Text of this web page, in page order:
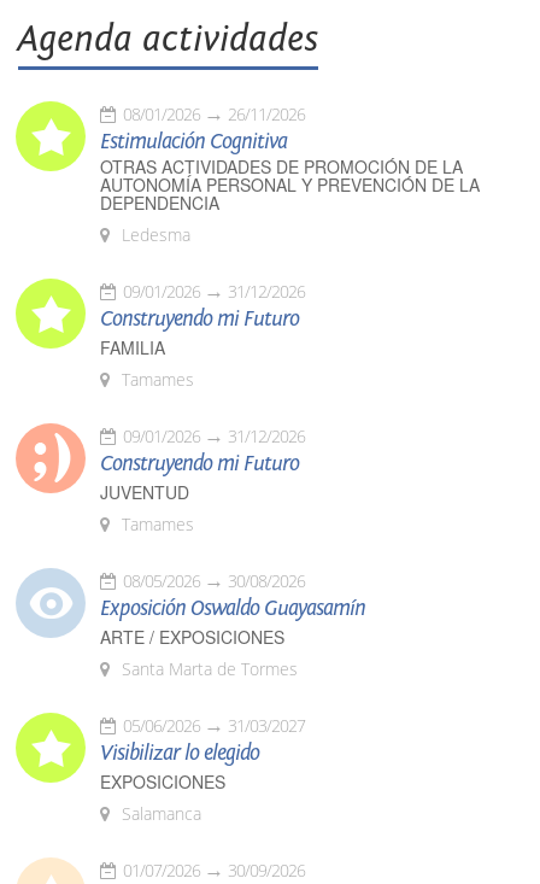
Agenda actividades
08/01/2026 26/11/2026
Estimulación Cognitiva
OTRAS ACTIVIDADES DE PROMOCIÓN DE LA
AUTONOMÍA PERSONAL Y PREVENCIÓN DE LA
DEPENDENCIA
Ledesma
09/01/2026 31/12/2026
Construyendo mi Futuro
FAMILIA
Tamames
09/01/2026 31/12/2026
Construyendo mi Futuro
JUVENTUD
Tamames
08/05/2026 30/08/2026
Exposición Oswaldo Guayasamín
ARTE / EXPOSICIONES
Santa Marta de Tormes
05/06/2026 31/03/2027
Visibilizar lo elegido
EXPOSICIONES
Salamanca
01/07/2026 30/09/2026